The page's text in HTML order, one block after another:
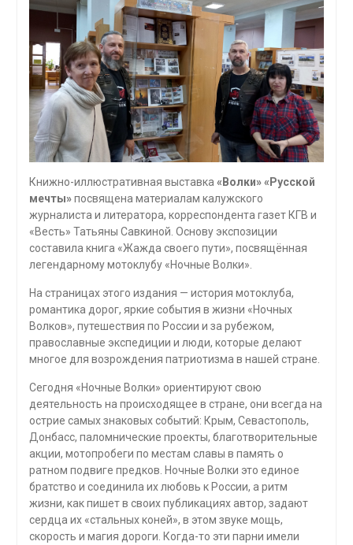
Книжно-иллюстративная выставка «Волки»« Русской
мечты»посвящена материалам калужского
журналиста и литератора, корреспондента газет КГВ и
«Весть» Татьяны Савкиной. Основу экспозиции
составила книга «Жажда своего пути», посвящённая
легендарному мотоклубу «Ночные Волки».
На страницах этого издания — история мотоклуба,
романтика дорог, яркие события в жизни «Ночных
Волков», путешествия по России и за рубежом,
православные экспедиции и люди, которые делают
многое для возрождения патриотизма в нашей стране.
Сегодня «Ночные Волки» ориентируют свою
деятельность на происходящее в стране, они всегда на
острие самых знаковых событий: Крым, Севастополь,
Донбасс, паломнические проекты, благотворительные
акции, мотопробеги по местам славы в память о
ратном подвиге предков. Ночные Волки это единое
братство и соединила их любовь к России, а ритм
жизни, как пишет в своих публикациях автор, задают
сердца их «стальных коней», в этом звуке мощь,
скорость и магия дороги. Когда-то эти парни имели